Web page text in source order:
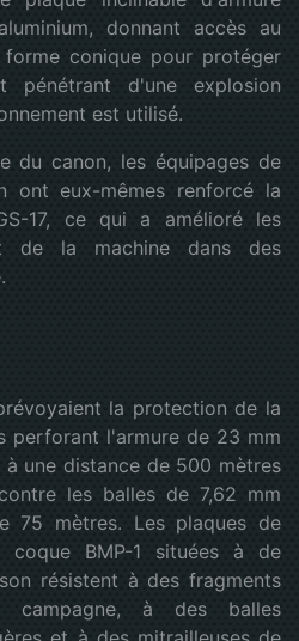
donnant accès au
conique pour protéger
pénétrant d'une explosion
est utilisé.
du canon, les équipages de
ont eux-mêmes renforcé la
17, ce qui a amélioré les
de la machine dans des
la protection de la
perforant l'armure de 23 mm
une distance de 500 mètres
les balles de 7,62 mm
75 mètres. Les plaques de
BMP-1 situées à de
résistent à des fragments
campagne, à des balles